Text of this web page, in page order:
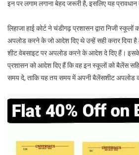
पर
करनी
ही
होगी
आय-
व्यय
बैलेंसशीट
इन पर लगाम लगाना बेहद जरूरी है, इसलिए यह प्रावधान
लिहाजा हाई कोर्ट ने चंडीगढ़ प्रशासन द्वारा निजी
अपलोड करने के जो आदेश दिए थे उन्हें सही करार दिया
शीट वेबसाइट पर अपलोड करने के आदेश दे दिए हैं। इसके
प्रशासन को आदेश दिए हैं कि वह इन स्कूलों को बैलेंस
समय दे, ताकि यह तय समय में अपनी बैलेंसशीट अपलोड